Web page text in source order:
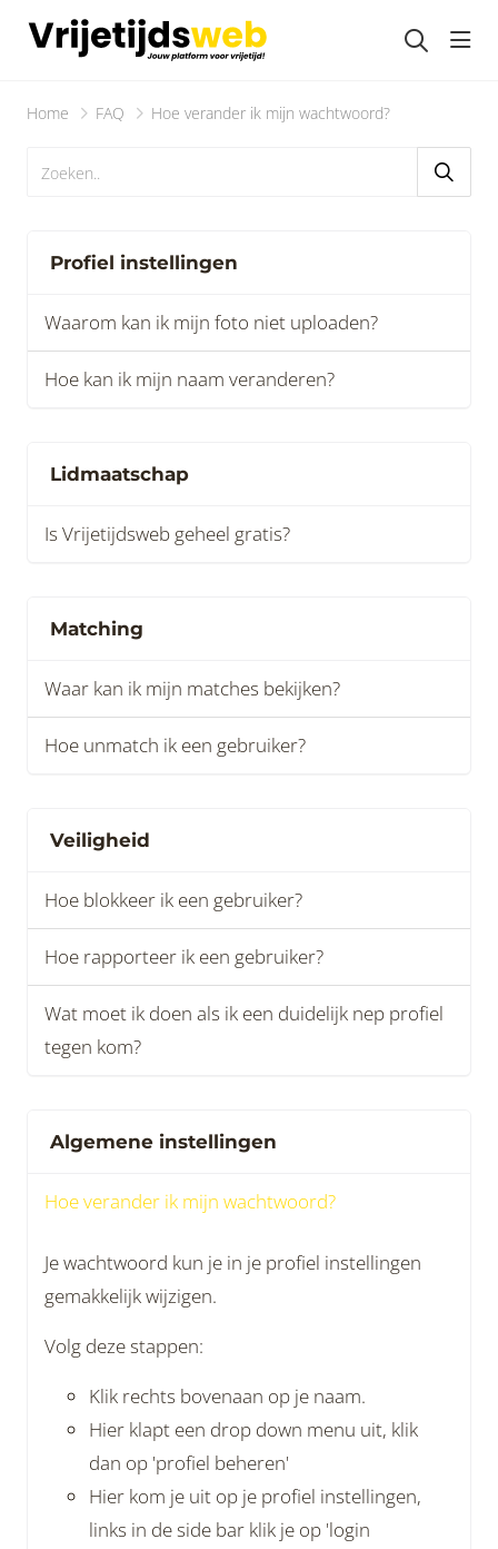
Home FAQ Hoe verander ik mijn wachtwoord?
Profiel instellingen
Waarom kan ik mijn foto niet uploaden?
Hoe kan ik mijn naam veranderen?
Lidmaatschap
Is Vrijetijdsweb geheel gratis?
Matching
Waar kan ik mijn matches bekijken?
Hoe unmatch ik een gebruiker?
Veiligheid
Hoe blokkeer ik een gebruiker?
Hoe rapporteer ik een gebruiker?
Wat moet ik doen als ik een duidelijk nep profiel
tegen kom?
Algemene instellingen
Hoe verander ik mijn wachtwoord?
Je wachtwoord kun je in je profiel instellingen
gemakkelijk wijzigen.
Volg deze stappen:
Klik rechts bovenaan op je naam.
Hier klapt een drop down menu uit, klik
dan op 'profiel beheren'
Hier kom je uit op je profiel instellingen,
links in de side bar klik je op 'login